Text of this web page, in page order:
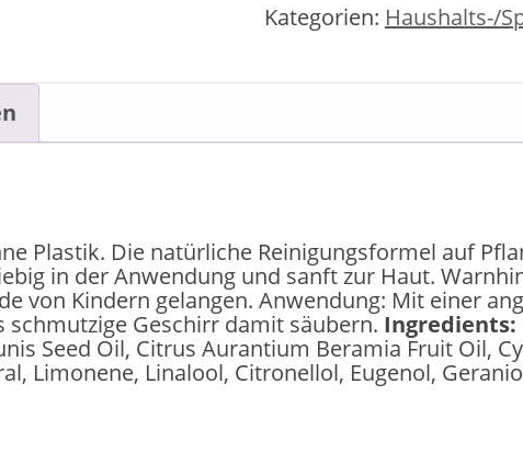
Kategorien: Haushalts-/
Plastik. Die natürliche Reinigungsformel auf
in der Anwendung und sanft zur Haut.
von Kindern gelangen. Anwendung: Mit einer
schmutzige Geschirr damit säubern. Ingredients:
Seed Oil, Citrus Aurantium Beramia Fruit Oil,
Limonene, Linalool, Citronellol, Eugenol,